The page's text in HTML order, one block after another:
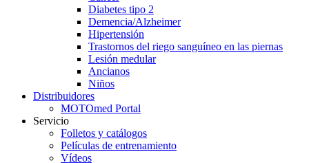
Diabetes tipo 2
Demencia/Alzheimer
Hipertensión
Trastornos del riego sanguíneo en las piernas
Lesión medular
Ancianos
Niños
Distribuidores
MOTOmed Portal
Servicio
Folletos y catálogos
Películas de entrenamiento
Vídeos